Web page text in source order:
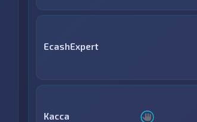
EcashExpert
Касса